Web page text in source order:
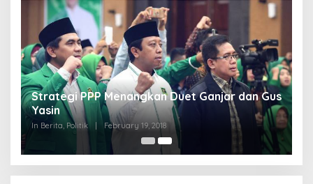
Strategi PPP Menangkan Duet Ganjar dan Gus
Yasin
In Berita, Politik February 19, 2018